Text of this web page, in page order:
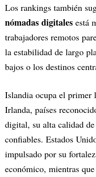
Los rankings también
nómadas digitales está
trabajadores remotos
la estabilidad de largo
bajos o los destinos
Islandia ocupa el primer
Irlanda, países
digital, su alta calidad
confiables. Estados
impulsado por su
económico, mientras que